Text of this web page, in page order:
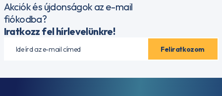
Akciók és újdonságok az e-mail
fiókodba?
Iratkozz fel hírlevelünkre!